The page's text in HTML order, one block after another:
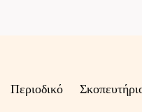
Περιοδικό